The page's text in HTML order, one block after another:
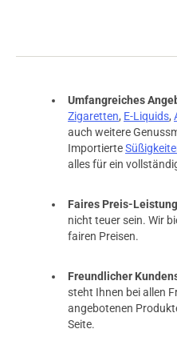
Umfangreiches
Zigaretten, E-Liquids,
auch weitere
Importierte
alles für ein
Faires Preis-
nicht teuer sein. Wir
fairen Preisen.
Freundlicher
steht Ihnen bei allen
angebotenen
Seite.